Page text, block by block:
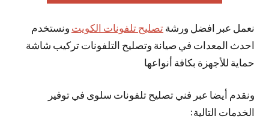
نعمل عبر افضل ورشة تصليح تلفونات الكويت ونستخدم
احدث المعدات في صيانة وتصليح التلفونات تركيب شاشة
حماية للأجهزة بكافة أنواعها
ونقدم أيضا عبر فني تصليح تلفونات سلوى في توفير
الخدمات التالية: